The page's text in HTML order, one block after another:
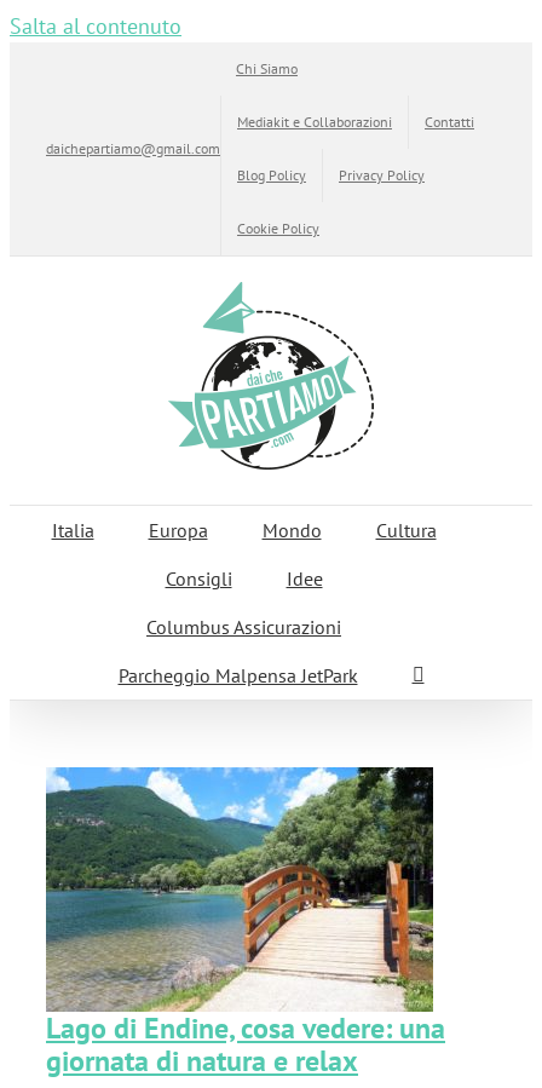
Salta al contenuto
daichepartiamo@gmail.com
Chi Siamo
Mediakit e Collaborazioni Contatti
Blog Policy Privacy Policy
Cookie Policy
Italia Europa Mondo
Cultura
Consigli
Idee
Columbus Assicurazioni
Parcheggio Malpensa JetPark
Lago di Endine, cosa vedere: una
giornata di natura e relax